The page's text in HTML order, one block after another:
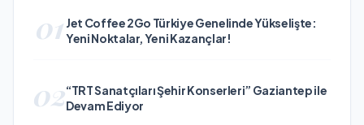
01 Jet Coffee 2Go Türkiye Genelinde Yükselişte:
Yeni Noktalar, Yeni Kazançlar!
02“TRT Sanatçıları Şehir Konserleri” Gaziantep ile
Devam Ediyor